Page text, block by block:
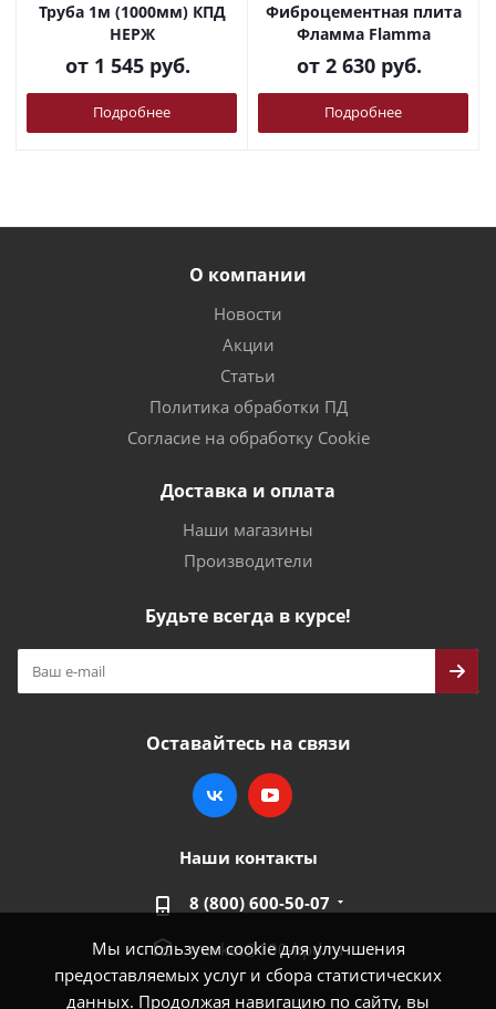
Мы используем cookie для улучшения
предоставляемых услуг и сбора статистических
данных. Продолжая навигацию по сайту, вы
Труба 1м (1000мм) КПД
НЕРЖ
от 1 545 руб.
Подробнее
Фиброцементная плита
Фламма Flamma
от 2 630 руб.
Подробнее
О компании
Новости
Акции
Статьи
Политика обработки ПД
Согласие на обработку Cookie
Доставка и оплата
Наши магазины
Производители
Будьте всегда в курсе!
Оставайтесь на связи
Наши контакты
8 (800) 600-50-07
market@100-kpd.ru